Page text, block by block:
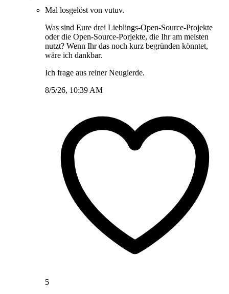
Mal losgelöst von vutuv.
Was sind Eure drei Lieblings-Open-Source-Projekte
oder die Open-Source-Porjekte, die Ihr am meisten
nutzt? Wenn Ihr das noch kurz begründen könntet,
wäre ich dankbar.
Ich frage aus reiner Neugierde.
8/5/26, 10:39 AM
5